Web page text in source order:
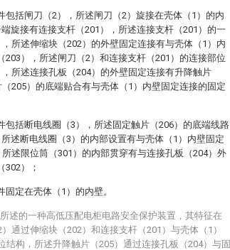
包括闸刀（2），所述闸刀（2）旋接在壳体（1）的内
旋接有连接支杆（201），所述连接支杆（201）的一
所述伸缩块（202）的外壁固定连接有与壳体（1）内
203），所述闸刀（2）和连接支杆（201）的连接部位
所述连接孔板（204）的外壁固定连接有升降触片
（205）的底端贴合有与壳体（1）内壁固定连接的固定
包括断电线圈（3），所述固定触片（206）的底端线路
述断电线圈（3）的内部设置有与壳体（1）内壁固定
述限位筒（301）的内部贯穿有与连接孔板（204）外
302）；
定在壳体（1）的内壁。
述的一种高低压配电柜电路安全保护装置，其特征在
通过伸缩块（202）和连接支杆（201）与壳体（1）
结构，所述升降触片（205）通过连接孔板（204）与固